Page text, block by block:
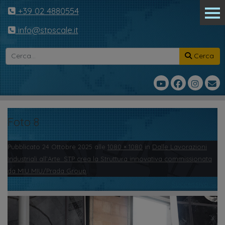
+39 02 4880554
info@stpscale.it
Cerca
Foto 8
Pubblicato 24 Ottobre 2025 alle 1080 × 1080 in Dalle Lavorazioni
Industriali all’Arte: STP crea la Struttura innovativa commissionata
da MIU MIU/Prada Group